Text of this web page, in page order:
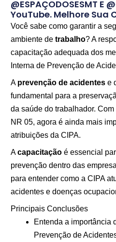
@ESPAÇODOSESMT E
YouTube. Melhore
Você sabe como garantir a
ambiente detrabalho? A
capacitação adequada dos
Interna de Prevenção de
A prevenção de acidentes e
fundamental para a
da saúde do trabalhador.
NR 05, agora é ainda mais
atribuições da CIPA.
Acapacitação é essencial
prevenção dentro das
para entender como a CIPA
acidentes e doenças
Principais Conclusões
Entenda a importância
Prevenção de